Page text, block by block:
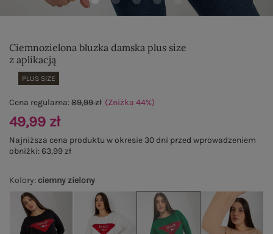
Ciemnozielona bluzka damska plus size
z aplikacją
PLUS SIZE
Kolory: ciemny zielony
Cena regularna:89,99 zł (Zniżka 44%)
49,99 zł
Najniższa cena produktu w okresie 30 dni przed wprowadzeniem
obniżki:63,99 zł